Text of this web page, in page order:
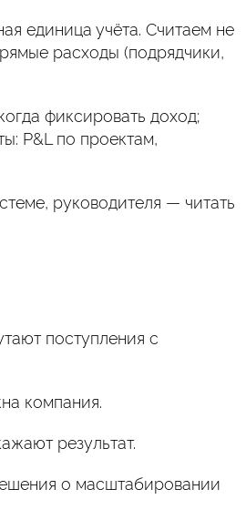
единица учёта. Считаем не
расходы (подрядчики,
фиксировать доход;
P&L по проектам,
руководителя — читать
поступления с
компания.
результат.
о масштабировании